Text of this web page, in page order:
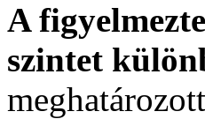
A
szintet